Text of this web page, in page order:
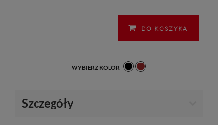
DO KOSZYKA
WYBIERZ KOLOR
Szczegóły